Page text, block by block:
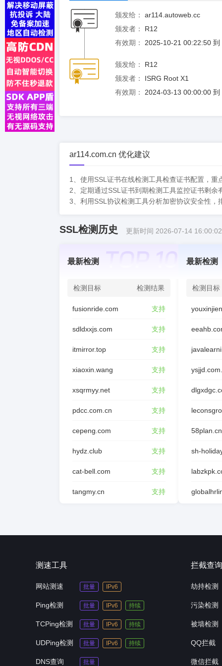
颁发给：
ar114.autoweb.cc
颁发者：
R12
有效期：
2025-10-21 00:22:50
颁发给：
R12
颁发者：
ISRG Root X1
有效期：
2024-03-13 00:00:00
ar114.com.cn 优化建议
1、使用SSL证书在线检测工具检查证书配置，
2、定期通过SSL证书到期检测工具监控证书剩
3、利用SSL协议检测工具分析加密协议安全性，
SSL检测历史 更新时间 2026-07-14 16:00:02
最新检测
检测目标 检测结果
fusionride.com 支持
sdldxxjs.com 支持
itmirror.top 支持
xiaoxin.wang 支持
xsqrmyy.net 支持
pdcc.com.cn 支持
cepeng.com 支持
hydz.club 支持
cat-bell.com 支持
tangmy.cn 支持
最新检测
检测目标
58plan.cn
sh-
测速工具
网站测速 批量 IPv6
Ping检测 批量 IPv6 持续
TCPing检测 批量 IPv6 持续
UDPing检测 批量 IPv6 持续
DNS查询 批量
拦截查询
劫持检测
污染检测
被墙检测
QQ拦截
微信拦截